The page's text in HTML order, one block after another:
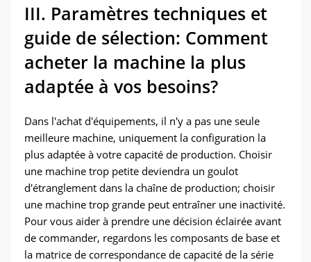
III. Paramètres techniques et
guide de sélection: Comment
acheter la machine la plus
adaptée à vos besoins?
Dans l'achat d'équipements, il n'y a pas une seule
meilleure machine, uniquement la configuration la
plus adaptée à votre capacité de production. Choisir
une machine trop petite deviendra un goulot
d'étranglement dans la chaîne de production; choisir
une machine trop grande peut entraîner une inactivité.
Pour vous aider à prendre une décision éclairée avant
de commander, regardons les composants de base et
la matrice de correspondance de capacité de la série